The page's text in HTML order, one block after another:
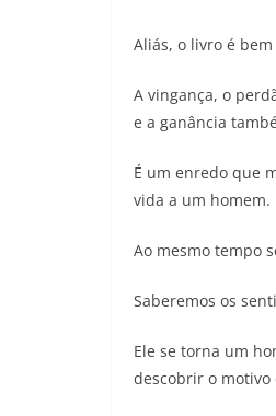
Aliás, o livro é
A vingança, o
e a ganância
É um enredo que
vida a um homem.
Ao mesmo tempo
Saberemos os
Ele se torna um
descobrir o motivo